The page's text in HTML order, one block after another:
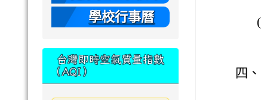
四、
學校行事曆
台灣即時空氣質量指數
（AQI）